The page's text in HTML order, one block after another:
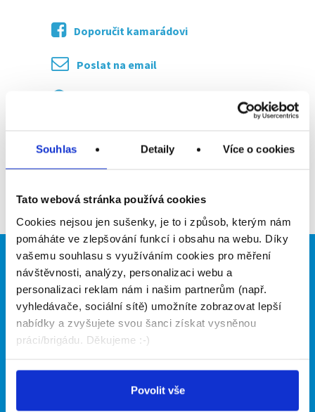
Souhlas Detaily Více o cookies
Tato webová stránka používá cookies
Cookies nejsou jen sušenky, je to i způsob, kterým nám
pomáháte ve zlepšování funkcí i obsahu na webu. Díky
vašemu souhlasu s využíváním cookies pro měření
návštěvnosti, analýzy, personalizaci webu a
personalizaci reklam nám i našim partnerům (např.
vyhledávače, sociální sítě) umožníte zobrazovat lepší
nabídky a zvyšujete svou šanci získat vysněnou
práci/brigádu. Děkujeme :-)
Povolit vše
Doporučit kamarádovi
Poslat na email
Brigádníci
Články
Hledané brigády
Firmy
Vložit inzerát
Ceník
Propagace
O portálu Naše další projekty